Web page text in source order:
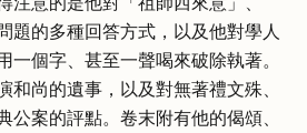
題的多種回答方式，以及他對學人
個字、甚至一聲喝來破除執著。
和尚的遺事，以及對無著禮文殊、
公案的評點。卷末附有他的偈頌、